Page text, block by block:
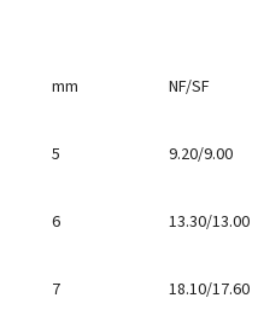
mm NF/SF
5 9.20/9.00
6 13.30/13.00
7 18.10/17.60